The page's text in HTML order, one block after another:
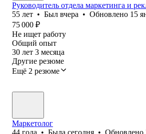
Руководитель отдела маркетинга и
55 лет • Был вчера • Обновлено 15
75 000 ₽
Не ищет работу
Общий опыт
30 лет 3 месяца
Другие резюме
Ещё 2 резюме
Маркетолог
44 года • Была сегодня • Обновлено